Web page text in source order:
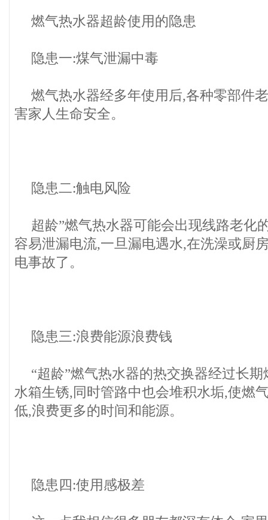
燃气热水器超龄使用的隐患
隐患一:煤气泄漏中毒
燃气热水器经多年使用后,各种零部件
害家人生命安全。
隐患二:触电风险
超龄”燃气热水器可能会出现线路老化
容易泄漏电流,一旦漏电遇水,在洗澡或厨
电事故了。
隐患三:浪费能源浪费钱
“超龄”燃气热水器的热交换器经过长
水箱生锈,同时管路中也会堆积水垢,使燃
低,浪费更多的时间和能源。
隐患四:使用感极差